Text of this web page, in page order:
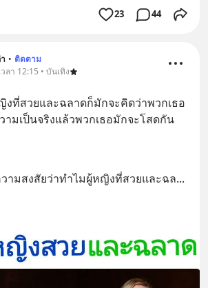
23 44
• ติดตาม
ลา 12:15 • บันเทิง
งที่สวยและฉลาดก็มักจะคิดว่าพวกเธอ
มเป็นจริงแล้วพวกเธอมักจะโสดกัน
วามสงสัยว่าทำไมผู้หญิงที่สวยและฉล